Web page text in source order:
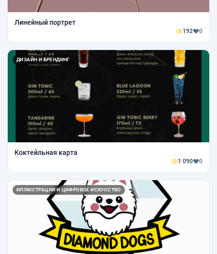
Линейный портрет
192 0
ДИЗАЙН И БРЕНДИНГ
Коктейльная карта
1 090 0
ИЛЛЮСТРАЦИЯ И ЦИФРОВОЕ ИСКУССТВО